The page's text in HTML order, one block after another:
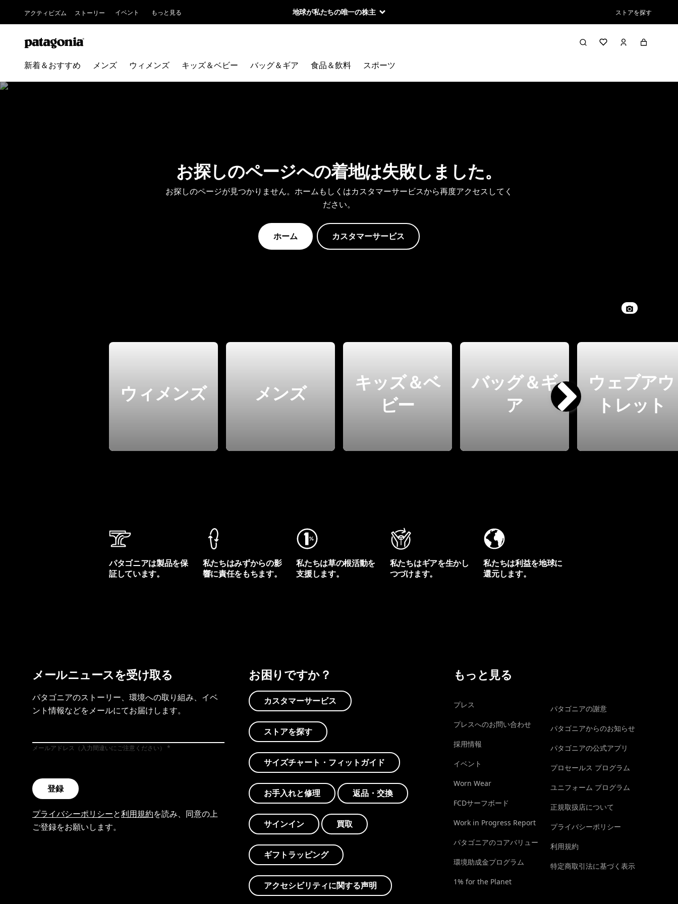
アクティビズム ストーリー イベント もっと見る 地球が私たちの唯一の株主 ストアを探す
新着＆おすすめ メンズ ウィメンズ キッズ＆ベビー バッグ＆ギア 食品＆飲料 スポーツ
お探しのページへの着地は失敗しました。
お探しのページが見つかりません。ホームもしくはカスタマーサービスから再度アクセスしてく
ださい。
ホーム カスタマーサービス
ウィメンズ メンズ
キッズ＆ベ
ビー
バッグ＆ギ
ア
ウェブアウ
トレット
パタゴニアは製品を保
証しています。
私たちはみずからの影
響に責任をもちます。
私たちは草の根活動を
支援します。
私たちはギアを生かし
つづけます。
私たちは利益を地球に
還元します。
メールニュースを受け取る
パタゴニアのストーリー、環境への取り組み、イベ
ント情報などをメールにてお届けします。
メールアドレス（入力間違いにご注意ください）
登録
プライバシーポリシーと利用規約を読み、同意の上
ご登録をお願いします。
お困りですか？
カスタマーサービス
ストアを探す
サイズチャート・フィットガイド
お手入れと修理 返品・交換
サインイン 買取
ギフトラッピング
アクセシビリティに関する声明
もっと見る
プレス
プレスへのお問い合わせ
採用情報
イベント
Worn Wear
FCDサーフボード
Work in Progress Report
パタゴニアのコアバリュー
環境助成金プログラム
1% for the Planet
パタゴニアの謝意
パタゴニアからのお知らせ
パタゴニアの公式アプリ
プロセールス プログラム
ユニフォーム プログラム
正規取扱店について
プライバシーポリシー
利用規約
特定商取引法に基づく表示